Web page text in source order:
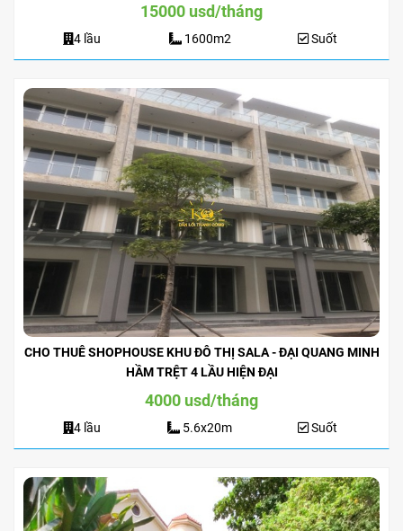
15000 usd/tháng
4 lầu 1600m2 Suốt
CHO THUÊ SHOPHOUSE KHU ĐÔ THỊ SALA - ĐẠI QUANG MINH
HẦM TRỆT 4 LẦU HIỆN ĐẠI
4000 usd/tháng
4 lầu 5.6x20m Suốt